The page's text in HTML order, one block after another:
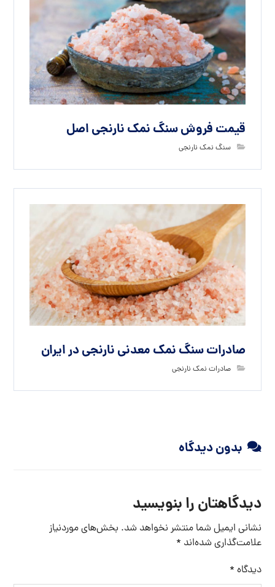
قیمت فروش سنگ نمک نارنجی اصل
سنگ نمک نارنجی
صادرات سنگ نمک معدنی نارنجی در ایران
صادرات نمک نارنجی
بدون دیدگاه
دیدگاهتان را بنویسید
نشانی ایمیل شما منتشر نخواهد شد. بخش‌های موردنیاز
علامت‌گذاری شده‌اند *
دیدگاه *